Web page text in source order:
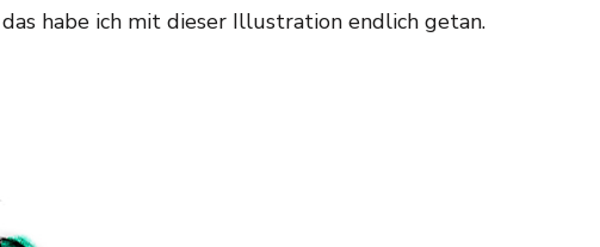
habe ich mit dieser Illustration endlich getan.